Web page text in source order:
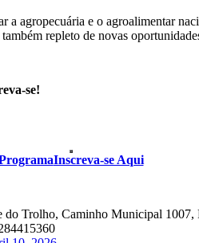
a agropecuária e o agroalimentar
repleto de novas
se!
Inscreva-se Aqui
do Trolho, Caminho Municipal 1007,